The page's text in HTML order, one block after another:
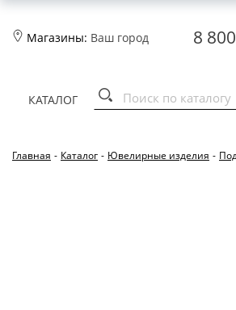
Магазины: Ваш город 8
КАТАЛОГ
Главная - Каталог - Ювелирные изделия -